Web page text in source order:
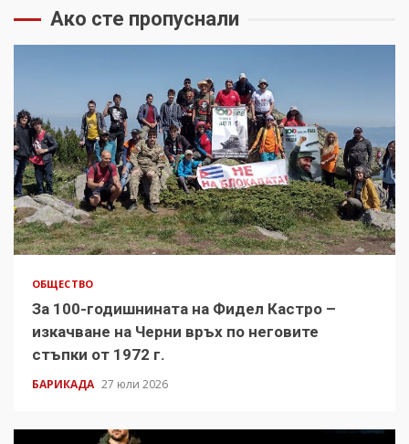
Ако сте пропуснали
ОБЩЕСТВО
За 100-годишнината на Фидел Кастро –
изкачване на Черни връх по неговите
стъпки от 1972 г.
БАРИКАДА 27 юли 2026